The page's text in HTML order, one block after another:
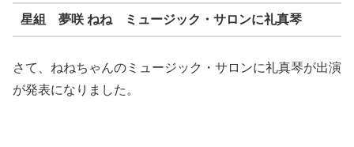
星組 夢咲 ねね ミュージック・サロンに礼真琴
さて、ねねちゃんのミュージック・サロンに礼真琴が出演
が発表になりました。